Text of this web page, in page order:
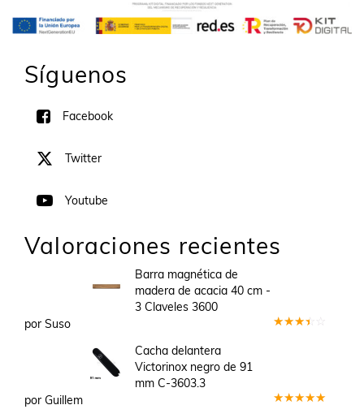
Síguenos
Facebook
Twitter
Youtube
Valoraciones recientes
Barra magnética de
madera de acacia 40 cm -
3 Claveles 3600
por Suso
Cacha delantera
Victorinox negro de 91
mm C-3603.3
por Guillem